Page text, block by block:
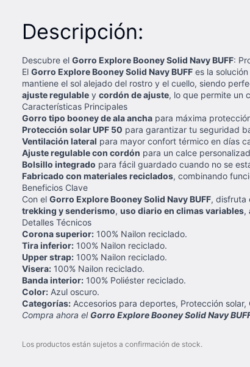
Descripción:
Descubre el Gorro Explore Booney Solid Navy BUFF:
El Gorro Explore Booney Solid Navy BUFF es la
mantiene el sol alejado del rostro y el cuello, siendo
ajuste regulable y cordón de ajuste, lo que permite un
Características Principales
Gorro tipo booney de ala ancha para máxima
Protección solar UPF 50 para garantizar tu seguridad
Ventilación lateral para mayor confort térmico en días
Ajuste regulable con cordón para un calce
Bolsillo integrado para fácil guardado cuando no se
Fabricado con materiales reciclados, combinando
Beneficios Clave
Con el Gorro Explore Booney Solid Navy BUFF, disfruta
trekking y senderismo, uso diario en climas variables,
Detalles Técnicos
Corona superior: 100% Nailon reciclado.
Tira inferior: 100% Nailon reciclado.
Upper strap: 100% Nailon reciclado.
Visera: 100% Nailon reciclado.
Banda interior: 100% Poliéster reciclado.
Color: Azul oscuro.
Categorías: Accesorios para deportes, Protección solar,
Compra ahora el Gorro Explore Booney Solid Navy
Los productos están sujetos a confirmación de stock.